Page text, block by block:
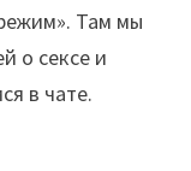
Там мы
о сексе и
в чате.